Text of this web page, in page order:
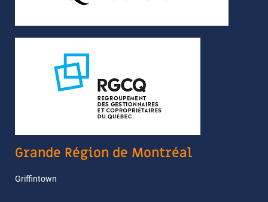
Grande Région de Montréal
Griffintown